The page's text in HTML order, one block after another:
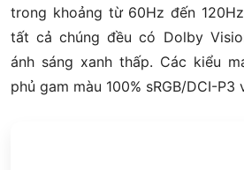
trong khoảng từ 60Hz đến
tất cả chúng đều có Dolby
ánh sáng xanh thấp. Các kiểu
phủ gam màu 100% sRGB/DCI-